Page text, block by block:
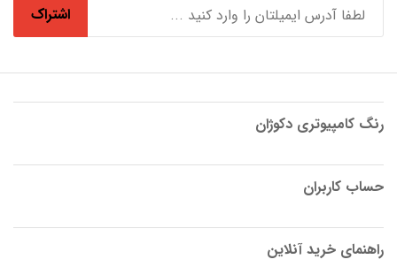
اشتراک
رنگ کامپیوتری دکوژان
حساب کاربران
راهنمای خرید آنلاین